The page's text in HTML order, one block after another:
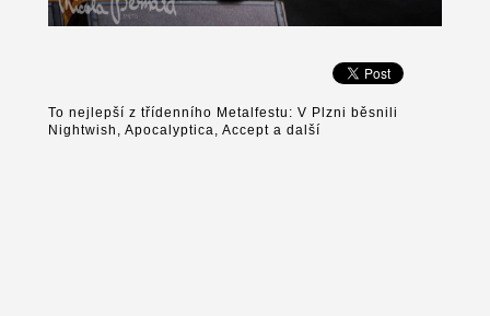
To nejlepší z třídenního Metalfestu: V Plzni běsnili
Nightwish, Apocalyptica, Accept a další